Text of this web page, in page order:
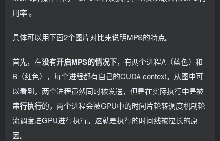
用率 。
具体可以用下面2个图片对比来说明MPS的特点。
首先，在没有开启MPS的情况下，有两个进程A（蓝色）和
B（红色），每个进程都有自己的CUDA context。从图中可
以看到，两个进程虽然同时被发送，但是在实际执行中是被
串行执行的，两个进程会被GPU中的时间片轮转调度机制轮
流调度进GPU进行执行。这就是执行的时间线被拉长的原
因。